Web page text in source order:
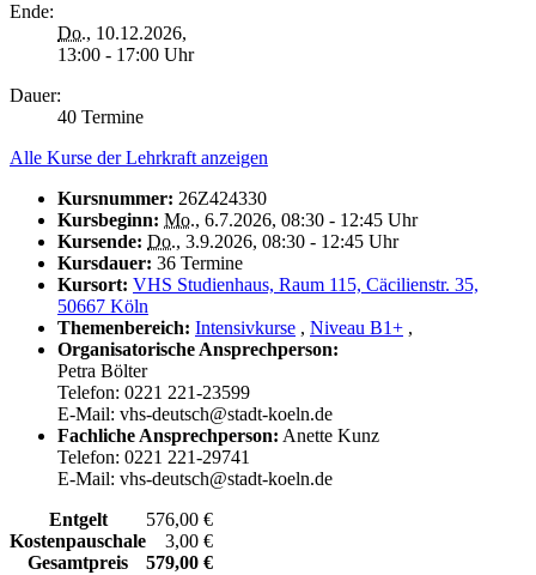
Ende:
Do., 10.12.2026,
13:00 - 17:00 Uhr
Dauer:
40 Termine
Alle Kurse der Lehrkraft anzeigen
Kursnummer: 26Z424330
Kursbeginn: Mo., 6.7.2026, 08:30 - 12:45 Uhr
Kursende: Do., 3.9.2026, 08:30 - 12:45 Uhr
Kursdauer: 36 Termine
Kursort: VHS Studienhaus, Raum 115, Cäcilienstr. 35,
50667 Köln
Themenbereich: Intensivkurse , Niveau B1+ ,
Organisatorische Ansprechperson:
Petra Bölter
Telefon: 0221 221-23599
E-Mail: vhs-deutsch@stadt-koeln.de
Fachliche Ansprechperson: Anette Kunz
Telefon: 0221 221-29741
E-Mail: vhs-deutsch@stadt-koeln.de
Entgelt
576,00 €
Kostenpauschale
3,00 €
Gesamtpreis
579,00 €